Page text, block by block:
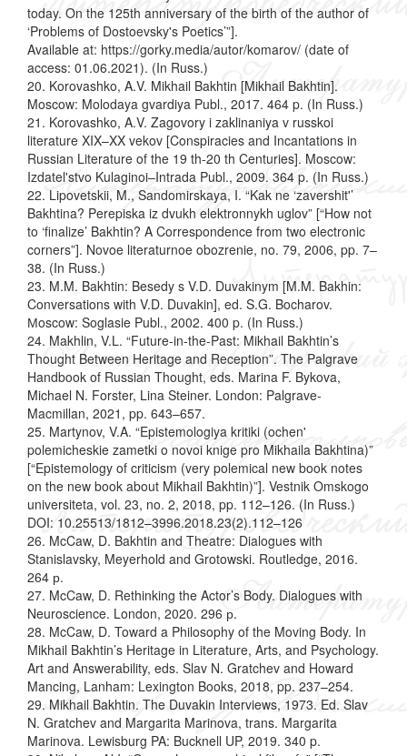
today. On the 125th anniversary of the birth of the author of
‘Problems of Dostoevsky's Poetics’”].
Available at: https://gorky.media/autor/komarov/ (date of
access: 01.06.2021). (In Russ.)
20. Korovashko, A.V. Mikhail Bakhtin [Mikhail Bakhtin].
Moscow: Molodaya gvardiya Publ., 2017. 464 p. (In Russ.)
21. Korovashko, A.V. Zagovory i zaklinaniya v russkoi
literature XIX–XX vekov [Conspiracies and Incantations in
Russian Literature of the 19 th-20 th Centuries]. Moscow:
Izdatel'stvo Kulaginoi–Intrada Publ., 2009. 364 p. (In Russ.)
22. Lipovetskii, M., Sandomirskaya, I. “Kak ne ‘zavershit'’
Bakhtina? Perepiska iz dvukh elektronnykh uglov” [“How not
to ‘finalize’ Bakhtin? A Correspondence from two electronic
corners”]. Novoe literaturnoe obozrenie, no. 79, 2006, pp. 7–
38. (In Russ.)
23. M.M. Bakhtin: Besedy s V.D. Duvakinym [M.M. Bakhin:
Conversations with V.D. Duvakin], ed. S.G. Bocharov.
Мoscow: Soglasie Publ., 2002. 400 p. (In Russ.)
24. Makhlin, V.L. “Future-in-the-Past: Mikhail Bakhtin’s
Thought Between Heritage and Reception”. The Palgrave
Handbook of Russian Thought, eds. Marina F. Bykova,
Michael N. Forster, Lina Steiner. London: Palgrave-
Macmillan, 2021, pp. 643–657.
25. Martynov, V.A. “Epistemologiya kritiki (ochen'
polemicheskie zametki o novoi knige pro Mikhaila Bakhtina)”
[“Epistemology of criticism (very polemical new book notes
on the new book about Mikhail Bakhtin)”]. Vestnik Omskogo
universiteta, vol. 23, no. 2, 2018, pp. 112–126. (In Russ.)
DOI: 10.25513/1812–3996.2018.23(2).112–126
26. McCaw, D. Bakhtin and Theatre: Dialogues with
Stanislavsky, Meyerhold and Grotowski. Routledge, 2016.
264 р.
27. McCaw, D. Rethinking the Actor’s Body. Dialogues with
Neuroscience. London, 2020. 296 р.
28. McCaw, D. Toward a Philosophy of the Moving Body. In
Mikhail Bakhtin’s Heritage in Literature, Arts, and Psychology.
Art and Answerability, eds. Slav N. Gratchev and Howard
Mancing, Lanham: Lexington Books, 2018, pp. 237–254.
29. Mikhail Bakhtin. The Duvakin Interviews, 1973. Ed. Slav
N. Gratchev and Margarita Marinova, trans. Margarita
Marinova. Lewisburg PA: Bucknell UP, 2019. 340 p.